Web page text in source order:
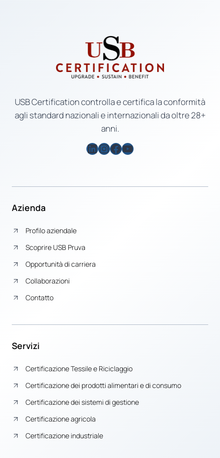
USB Certification controlla e certifica la conformità
agli standard nazionali e internazionali da oltre 28+
anni.
LinkedIn
Instagram
Facebook
YouTube
Azienda
Profilo aziendale
Scoprire USB Pruva
Opportunità di carriera
Collaborazioni
Contatto
Servizi
Certificazione Tessile e Riciclaggio
Certificazione dei prodotti alimentari e di consumo
Certificazione dei sistemi di gestione
Certificazione agricola
Certificazione industriale